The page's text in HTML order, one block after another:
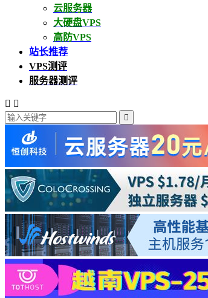
云服务器
大硬盘VPS
高防VPS
站长推荐
VPS测评
服务器测评
 
